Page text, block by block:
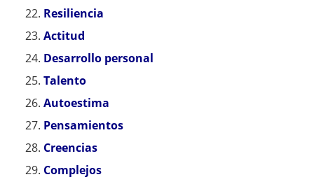
Resiliencia
Actitud
Desarrollo personal
Talento
Autoestima
Pensamientos
Creencias
Complejos